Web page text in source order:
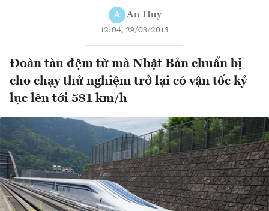
A An Huy
12:04, 29/08/2013
Đoàn tàu đệm từ mà Nhật Bản chuẩn bị
cho chạy thử nghiệm trở lại có vận tốc kỷ
lục lên tới 581 km/h